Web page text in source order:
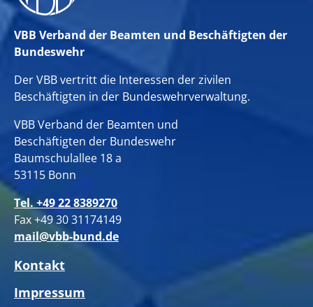
VBB Verband der Beamten und Beschäftigten der
Bundeswehr
Der VBB vertritt die Interessen der zivilen
Beschäftigten in der Bundeswehrverwaltung.
VBB Verband der Beamten und
Beschäftigten der Bundeswehr
Baumschulallee 18 a
53115 Bonn
Tel. +49 22 8389270
Fax +49 30 31174149
mail@vbb-bund.de
Kontakt
Impressum